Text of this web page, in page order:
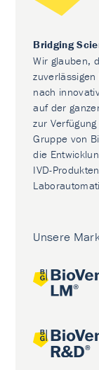
Bridging
Wir glauben,
nach
auf der
zur
Gruppe von
die
IVD-
Unsere